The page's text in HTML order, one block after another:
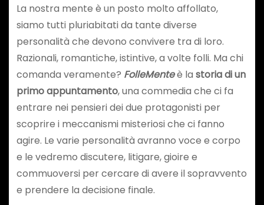
La nostra mente è un posto molto affollato,
siamo tutti pluriabitati da tante diverse
personalità che devono convivere tra di loro.
Razionali, romantiche, istintive, a volte folli. Ma chi
comanda veramente? FolleMenteè la storia di un
primo appuntamento, una commedia che ci fa
entrare nei pensieri dei due protagonisti per
scoprire i meccanismi misteriosi che ci fanno
agire. Le varie personalità avranno voce e corpo
e le vedremo discutere, litigare, gioire e
commuoversi per cercare di avere il sopravvento
e prendere la decisione finale.